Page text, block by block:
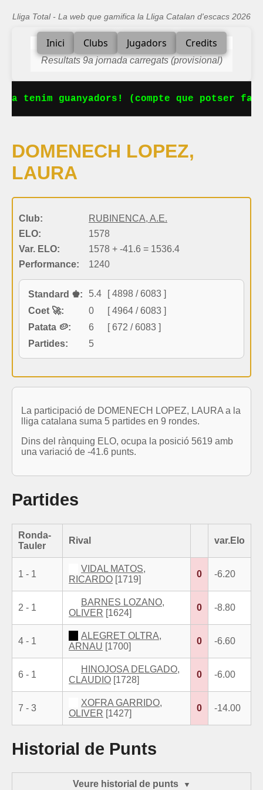
Lliga Total - La web que gamifica la Lliga Catalan d'escacs 2026
Inici Clubs Jugadors Credits
Resultats 9a jornada carregats (provisional)
tenim guanyadors! (compte que potser
DOMENECH LOPEZ,
LAURA
Club:
RUBINENCA, A.E.
ELO:
1578
Var. ELO:
1578 + -41.6 = 1536.4
Performance:
1240
Standard ♚: 5.4
[ 4898 / 6083 ]
Coet 🚀:
0
[ 4964 / 6083 ]
Patata 🥔:
6
[ 672 / 6083 ]
Partides:
5
La participació de DOMENECH LOPEZ, LAURA a la
lliga catalana suma 5 partides en 9 rondes.
Dins del rànquing ELO, ocupa la posició 5619 amb
una variació de -41.6 punts.
Partides
Ronda-
Tauler
Rival var.Elo
1 - 1
VIDAL MATOS,
RICARDO [1719]
0 -6.20
2 - 1
BARNES LOZANO,
OLIVER [1624]
0 -8.80
4 - 1
ALEGRET OLTRA,
ARNAU [1700]
0 -6.60
6 - 1
HINOJOSA DELGADO,
CLAUDIO [1728]
0 -6.00
7 - 3
XOFRA GARRIDO,
OLIVER [1427]
0 -14.00
Historial de Punts
Veure historial de punts